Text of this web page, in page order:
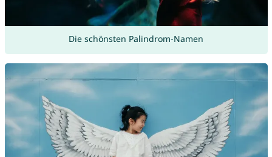
Die schönsten Palindrom-Namen